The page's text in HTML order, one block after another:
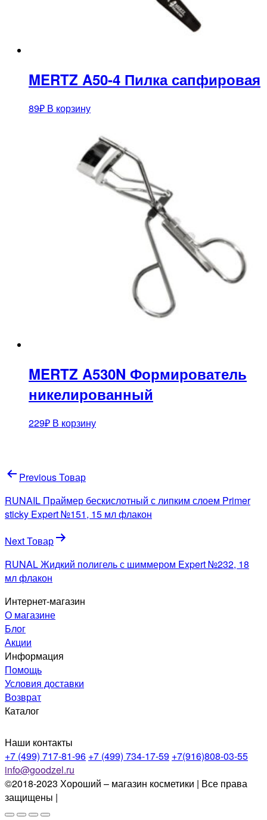
MERTZ A50-4 Пилка сапфировая
89₽ В корзину
MERTZ A530N Формирователь
никелированный
229₽ В корзину
Навигация
по
записям
Previous Товар
RUNAIL Праймер бескислотный с липким слоем Primer
sticky Expert №151, 15 мл флакон
Next Товар
RUNAL Жидкий полигель с шиммером Expert №232, 18
мл флакон
Интернет-магазин
О магазине
Блог
Акции
Информация
Помощь
Условия доставки
Возврат
Каталог
Наши контакты
+7 (499) 717-81-96 +7 (499) 734-17-59 +7(916)808-03-55
info@goodzel.ru
©2018-2023 Хороший – магазин косметики | Все права
защищены |